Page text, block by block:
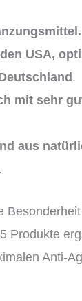
USA,
.
mit sehr
aus
.
Produkte
Anti-